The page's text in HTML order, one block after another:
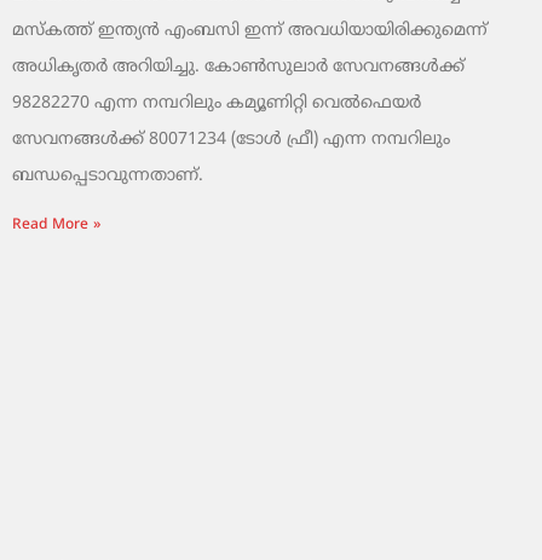
മസ്‌കത്ത് ഇന്ത്യൻ എംബസി ഇന്ന് അവധിയായിരിക്കുമെന്ന്
അധികൃതർ അറിയിച്ചു. കോൺസുലാർ സേവനങ്ങൾക്ക്
98282270 എന്ന നമ്പറിലും കമ്യൂണിറ്റി വെൽഫെയർ
സേവനങ്ങൾക്ക് 80071234 (ടോൾ ഫ്രീ) എന്ന നമ്പറിലും
ബന്ധപ്പെടാവുന്നതാണ്.
Read More »